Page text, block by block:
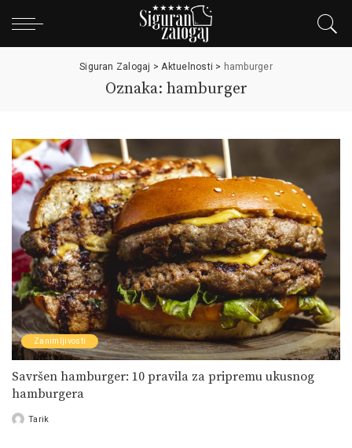
Siguran Zalogaj >Aktuelnosti > hamburger
Oznaka: hamburger
Zanimljivosti
Savršen hamburger: 10 pravila za pripremu ukusnog
hamburgera
Posted
Tarik